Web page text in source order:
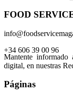
FOOD
+34 606 39 00 96
Mantente
digital, en nuestras
Páginas